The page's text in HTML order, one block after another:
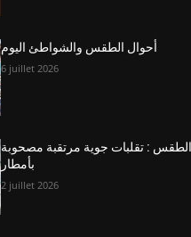
أحوال الطقس والشواطئ اليوم
6 juillet 2026
: تقلبات جوية مرتقبة مصحوبة
بأمطار
2 juillet 2026